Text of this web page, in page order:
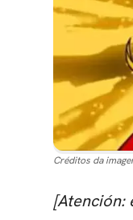
Créditos da
[Atención: